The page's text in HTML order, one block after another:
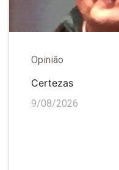
Opinião
Certezas
9/08/2026